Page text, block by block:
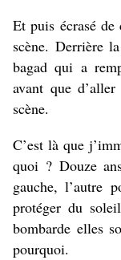
Et puis écrasé
scène. Derrière
bagad qui a
avant que
scène.
C’est là que
quoi ? Douze
gauche, l’autre
protéger du
bombarde elles
pourquoi.